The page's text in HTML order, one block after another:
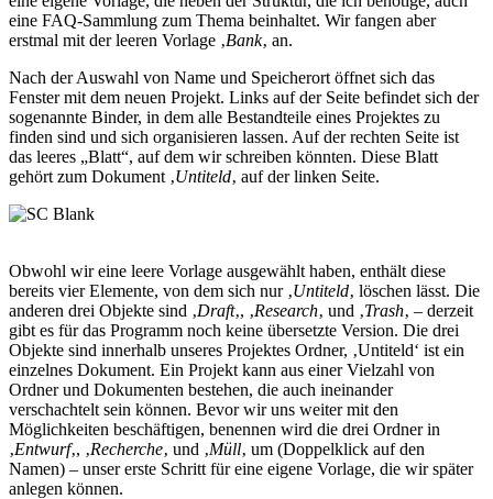
eine FAQ-Sammlung zum Thema beinhaltet. Wir fangen aber
erstmal mit der leeren Vorlage ‚Bank‚ an.
Nach der Auswahl von Name und Speicherort öffnet sich das
Fenster mit dem neuen Projekt. Links auf der Seite befindet sich der
sogenannte Binder, in dem alle Bestandteile eines Projektes zu
finden sind und sich organisieren lassen. Auf der rechten Seite ist
das leeres „Blatt“, auf dem wir schreiben könnten. Diese Blatt
gehört zum Dokument ‚Untiteld‚ auf der linken Seite.
Obwohl wir eine leere Vorlage ausgewählt haben, enthält diese
bereits vier Elemente, von dem sich nur ‚Untiteld‚ löschen lässt. Die
anderen drei Objekte sind ‚Draft‚, ‚Research‚ und ‚Trash‚ – derzeit
gibt es für das Programm noch keine übersetzte Version. Die drei
Objekte sind innerhalb unseres Projektes Ordner, ‚Untiteld‘ ist ein
einzelnes Dokument. Ein Projekt kann aus einer Vielzahl von
Ordner und Dokumenten bestehen, die auch ineinander
verschachtelt sein können. Bevor wir uns weiter mit den
Möglichkeiten beschäftigen, benennen wird die drei Ordner in
‚Entwurf‚, ‚Recherche‚ und ‚Müll‚ um (Doppelklick auf den
Namen) – unser erste Schritt für eine eigene Vorlage, die wir später
anlegen können.